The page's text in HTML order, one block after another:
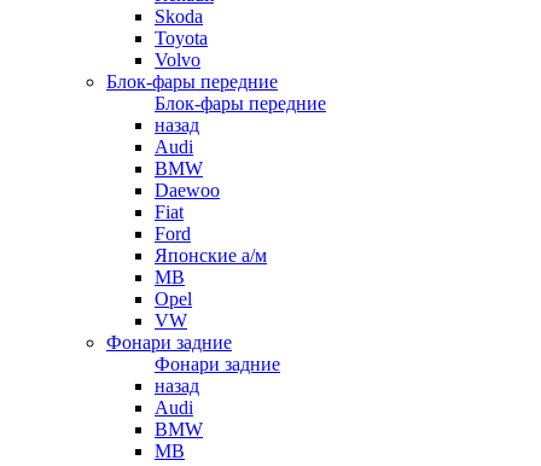
Skoda
Toyota
Volvo
Блок-фары передние
Блок-фары передние
назад
Audi
BMW
Daewoo
Fiat
Ford
Японские а/м
MB
Opel
VW
Фонари задние
Фонари задние
назад
Audi
BMW
MB